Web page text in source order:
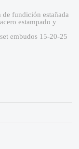
fundición estañada
estampado y
embudos 15-20-25